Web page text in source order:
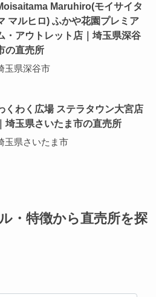
Maruhiro(モイサイタ
マルヒロ) ふかや花園プレミア
・アウトレット店｜埼玉県深谷
の直売所
玉県深谷市
くわく広場 ステラタウン大宮店
｜埼玉県さいたま市の直売所
玉県さいたま市
・特徴から直売所を探